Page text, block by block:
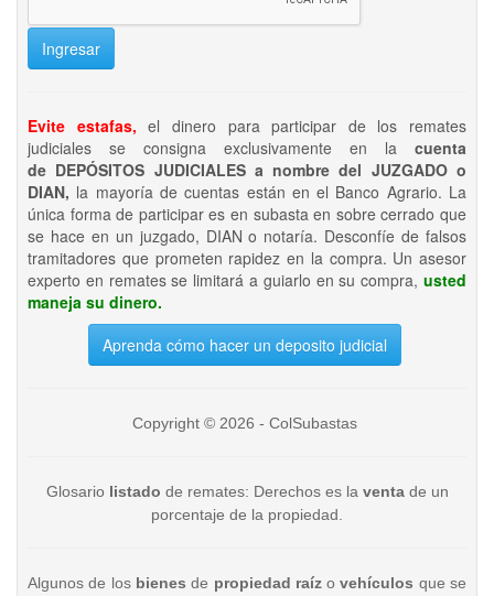
Ingresar
Evite estafas, el dinero para participar de los remates
judiciales se consigna exclusivamente en la cuenta
de DEPÓSITOS JUDICIALES a nombre del JUZGADO o
DIAN, la mayoría de cuentas están en el Banco Agrario. La
única forma de participar es en subasta en sobre cerrado que
se hace en un juzgado, DIAN o notaría. Desconfíe de falsos
tramitadores que prometen rapidez en la compra. Un asesor
experto en remates se limitará a guiarlo en su compra, usted
maneja su dinero.
Aprenda cómo hacer un deposito judicial
Copyright © 2026 - ColSubastas
Glosario listado de remates: Derechos es la ventade un
porcentaje de la propiedad.
Algunos de los bienesde propiedad raízo vehículos que se